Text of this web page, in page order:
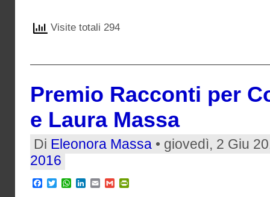
Visite totali 294
Premio Racconti per
e Laura Massa
Di Eleonora Massa • giovedì, 2 Giu
2016
Facebook
TwitterWhatsApp
LinkedIn
EmailGmail